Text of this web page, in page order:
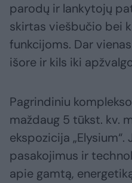
parodų ir lankytojų
skirtas viešbučio bei
funkcijoms. Dar
išore ir kils iki
Pagrindiniu
maždaug 5 tūkst. kv.
ekspozicija
pasakojimus ir
apie gamtą,